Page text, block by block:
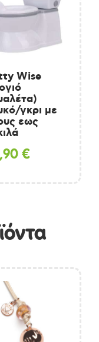
Wise
γκρι με
εως
€